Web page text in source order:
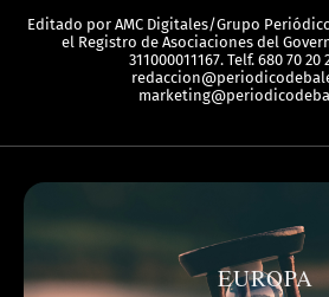
Editado por AMC Digitales/Grupo
el Registro de Asociaciones del
311000011167. Telf. 680 70
EUROPA